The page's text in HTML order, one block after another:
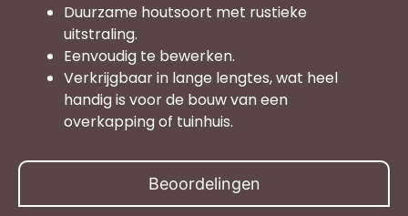
Beoordelingen
Duurzame houtsoort met rustieke
uitstraling.
Eenvoudig te bewerken.
Verkrijgbaar in lange lengtes, wat heel
handig is voor de bouw van een
overkapping of tuinhuis.